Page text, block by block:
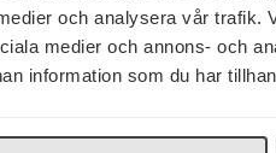
och analysera vår trafik.
medier och annons- och
information som du har
14 kr
26g
14 kr